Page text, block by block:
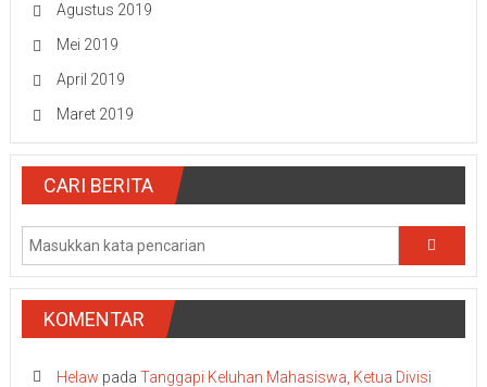
Agustus 2019
Mei 2019
April 2019
Maret 2019
CARI BERITA
KOMENTAR
Helaw pada Tanggapi Keluhan Mahasiswa, Ketua Divisi